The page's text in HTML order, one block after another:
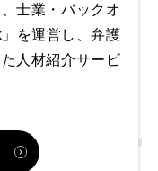
士業・バックオ
を運営し、弁護
人材紹介サービ